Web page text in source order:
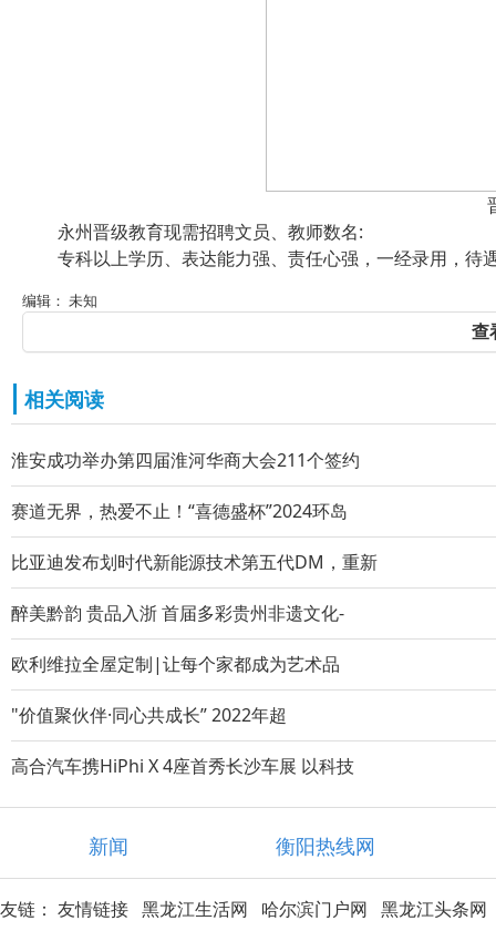
永州晋级教育现需招聘文员、教师数名:
专科以上学历、表达能力强、责任心强，一经录用，待
编辑： 未知
查
相关阅读
淮安成功举办第四届淮河华商大会211个签约
赛道无界，热爱不止！“喜德盛杯”2024环岛
比亚迪发布划时代新能源技术第五代DM，重新
醉美黔韵 贵品入浙 首届多彩贵州非遗文化-
欧利维拉全屋定制|让每个家都成为艺术品
"价值聚伙伴·同心共成长” 2022年超
高合汽车携HiPhi X 4座首秀长沙车展 以科技
新闻 衡阳热线网
友链： 友情链接 黑龙江生活网 哈尔滨门户网 黑龙江头条网